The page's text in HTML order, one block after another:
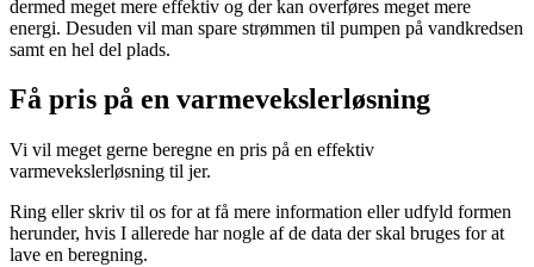
dermed meget mere effektiv og der kan overføres meget mere
energi. Desuden vil man spare strømmen til pumpen på vandkredsen
samt en hel del plads.
Få pris på en varmevekslerløsning
Vi vil meget gerne beregne en pris på en effektiv
varmevekslerløsning til jer.
Ring eller skriv til os for at få mere information eller udfyld formen
herunder, hvis I allerede har nogle af de data der skal bruges for at
lave en beregning.